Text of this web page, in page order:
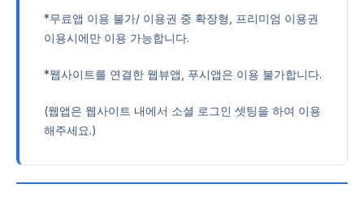
*무료앱 이용 불가/ 이용권 중 확장형, 프리미엄 이용권
이용시에만 이용 가능합니다.
*웹사이트를 연결한 웹뷰앱, 푸시앱은 이용 불가합니다.
(웹앱은 웹사이트 내에서 소셜 로그인 셋팅을 하여 이용
해주세요.)